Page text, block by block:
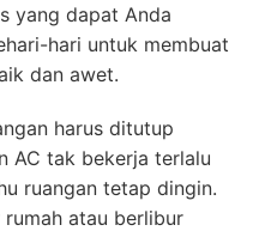
yang dapat Anda
hari untuk membuat
dan awet.
harus ditutup
AC tak bekerja terlalu
ruangan tetap dingin.
atau berlibur